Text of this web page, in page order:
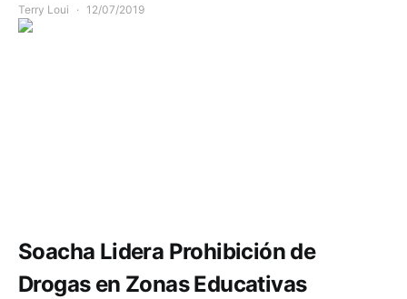
Terry Loui 12/07/2019
Soacha Lidera Prohibición de
Drogas en Zonas Educativas